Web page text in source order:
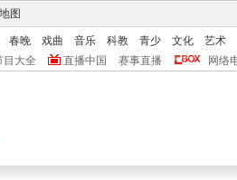
图
春晚 戏曲 音乐 科教 青少 文化
艺术
目大全 直播中国 赛事直播 网络